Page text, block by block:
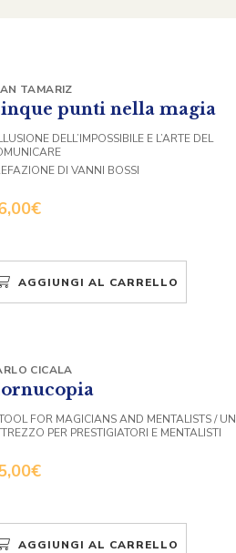
punti nella magia
€
TAMARIZ
DELL’IMPOSSIBILE E L’ARTE DEL
DI VANNI BOSSI
AGGIUNGI AL CARRELLO
€
CICALA
FOR MAGICIANS AND MENTALISTS / UN
PER PRESTIGIATORI E MENTALISTI
AGGIUNGI AL CARRELLO